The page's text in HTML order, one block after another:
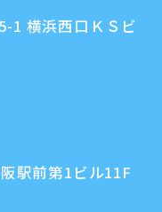
1 横浜西口ＫＳビ
駅前第1ビル11F